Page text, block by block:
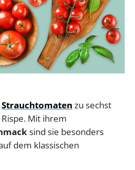
Strauchtomaten zu sechst
Mit ihrem
sind sie besonders
dem klassischen